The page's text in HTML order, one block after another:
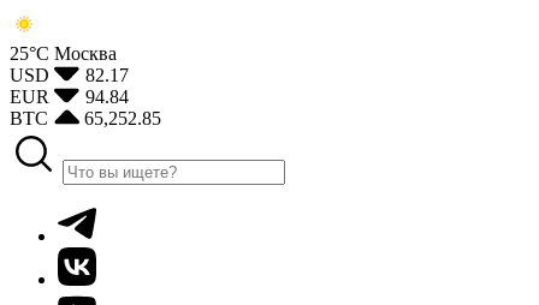
25°С Москва
USD
82.17
EUR
94.84
BTC
65,252.85